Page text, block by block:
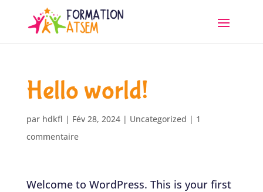
Hello world!
par hdkfl | Fév 28, 2024| Uncategorized | 1
commentaire
Welcome to WordPress. This is your first